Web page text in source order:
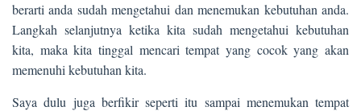
berarti anda sudah mengetahui dan menemukan kebutuhan anda.
Langkah selanjutnya ketika kita sudah mengetahui kebutuhan
kita, maka kita tinggal mencari tempat yang cocok yang akan
memenuhi kebutuhan kita.
Saya dulu juga berfikir seperti itu sampai menemukan tempat